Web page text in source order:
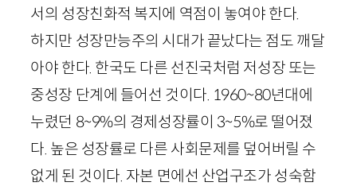
서의 성장친화적 복지에 역점이 놓여야 한다.
하지만 성장만능주의 시대가 끝났다는 점도 깨달
아야 한다. 한국도 다른 선진국처럼 저성장 또는
중성장 단계에 들어선 것이다. 1960~80년대에
누렸던 8~9%의 경제성장률이 3~5%로 떨어졌
다. 높은 성장률로 다른 사회문제를 덮어버릴 수
없게 된 것이다. 자본 면에선 산업구조가 성숙함